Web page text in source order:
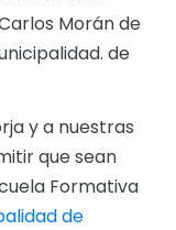
Morán de
de
y a nuestras
que sean
Formativa
de